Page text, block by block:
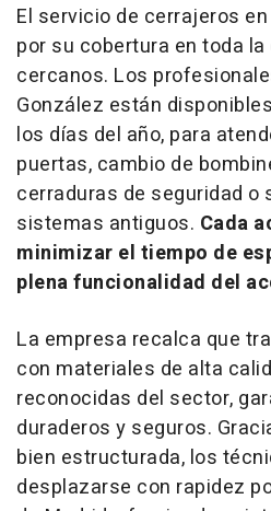
El servicio de cerrajeros
por su cobertura en toda
cercanos. Los
González están
los días del año, para
puertas, cambio de
cerraduras de seguridad o
sistemas antiguos. Cada
minimizar el tiempo de
plena funcionalidad del
La empresa recalca que
con materiales de alta
reconocidas del sector,
duraderos y seguros.
bien estructurada, los
desplazarse con rapidez